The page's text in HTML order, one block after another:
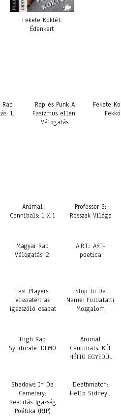
Fekete Koktél:
Édenkert
Rap
1.
Rap és Punk A
Fasizmus ellen:
Válogatás
Fekete
Fekkó
Animal
Cannibals: 1 X 1
Professor S:
Rosszak Világa
Magyar Rap
Válogatás: 2.
A.R.T.: ART-
poetica
Last Players:
Visszatért az
igazszóló csapat
Stop In Da
Name: Földalatti
Mozgalom
High Rap
Syndicate: DEMO
Animal
Cannibals: KÉT
HÉTIG EGYEDÜL
Shadows In Da
Cemetery:
Realitás Igazság
Poétika (RIP)
Deathmatch:
Hello Sidney…